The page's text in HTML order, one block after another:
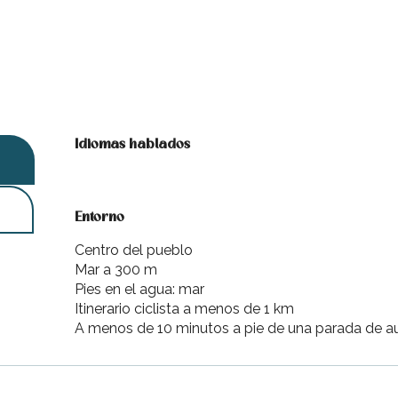
Idiomas hablados
Idiomas hablados
Entorno
Entorno
Centro del pueblo
Mar a 300 m
Pies en el agua: mar
Itinerario ciclista a menos de 1 km
A menos de 10 minutos a pie de una parada de